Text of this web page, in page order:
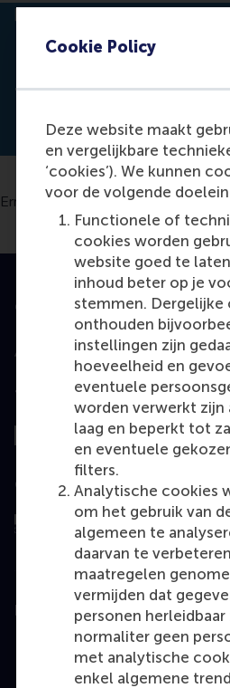
Cookie Policy
Deze website maakt
en vergelijkbare
‘cookies’). We kunnen
voor de volgende
Functionele of
cookies worden
website goed te
inhoud beter op je
stemmen. Dergelijke
onthouden
instellingen zijn
hoeveelheid en
eventuele
worden verwerkt zijn
laag en beperkt tot
en eventuele
filters.
Analytische cookies
om het gebruik van
algemeen te
daarvan te
maatregelen
vermijden dat
personen herleidbaar
normaliter geen
met analytische
enkel algemene
Talk to a current
Geaccrediteerd door
Top gerangschikt
Geëvalueerd door
Education
Bachelor